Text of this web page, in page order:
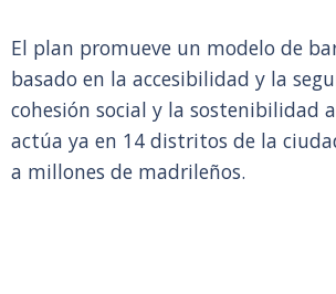
El plan promueve un modelo de
basado en la accesibilidad y la
cohesión social y la sostenibilidad
actúa ya en 14 distritos de la
a millones de madrileños.